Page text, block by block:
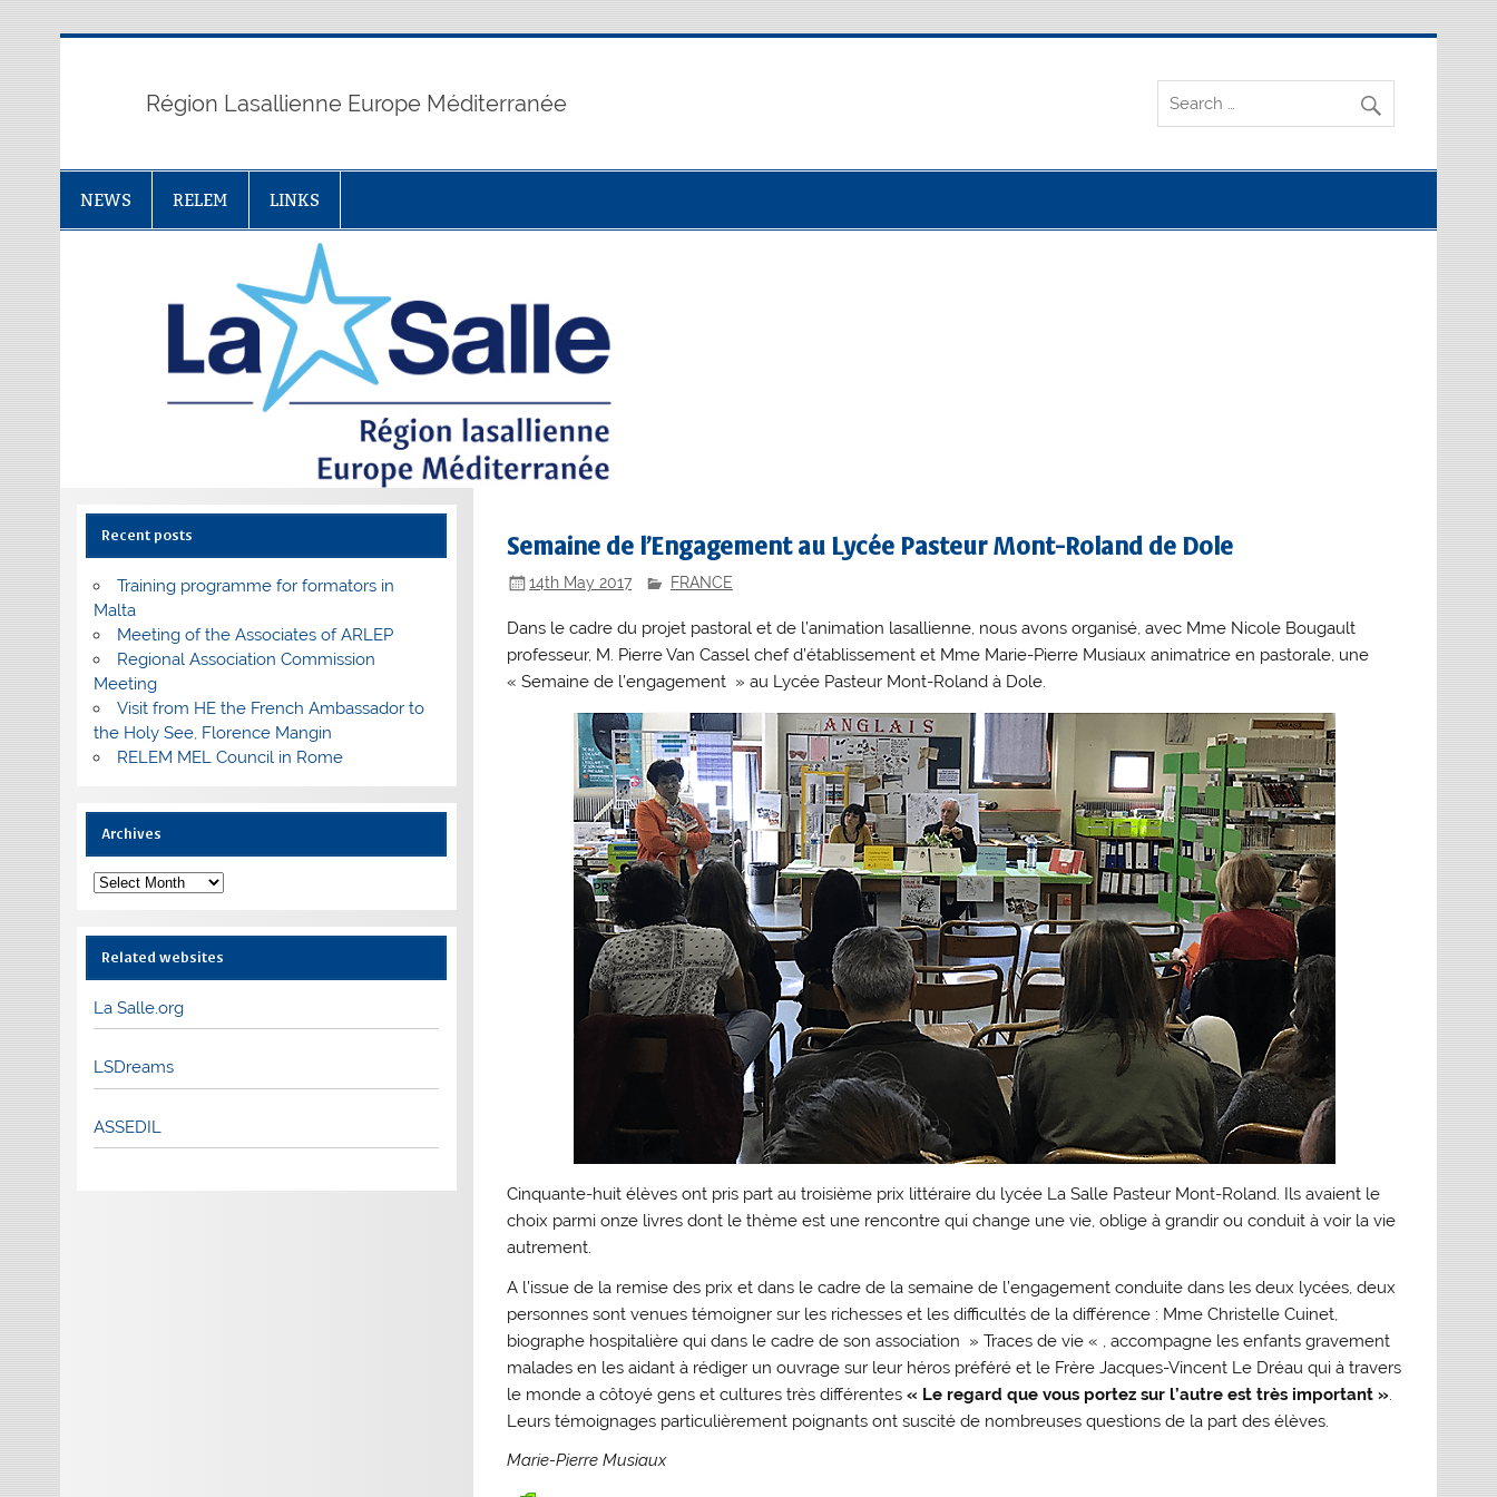
Région Lasallienne Europe Méditerranée
NEWS RELEM LINKS
Semaine de l’Engagement au Lycée Pasteur Mont-Roland de Dole
14th May 2017 FRANCE
Dans le cadre du projet pastoral et de l’animation lasallienne, nous avons organisé, avec Mme Nicole Bougault
professeur, M. PierreVan Cassel chef d’établissement et Mme Marie-Pierre Musiaux animatrice en pastorale, une
« Semaine de l’engagement » au Lycée Pasteur Mont-Roland à Dole.
Cinquante-huit élèves ont pris part au troisième prix littéraire du lycée La Salle Pasteur Mont-Ro­land. Ils avaient le
choix parmi onze livres dont le thème est une rencontre qui change une vie, oblige à grandir ou conduit à voir la vie
autrement.
A l’issue de la remise des prix et dans le cadre de la semaine de l’engagement conduite dans les deux lycées, deux
personnes sont venues témoigner sur les richesses et les difficultés de la différence : Mme Christelle Cui­net,
biographe hospitalière qui dans le cadre de son association » Traces de vie « , accompagne les enfants gravement
malades en les aidant à rédiger un ouvrage sur leur héros préféré et le Frère Jacques-Vincent Le Dréau qui à travers
le monde a côtoyé gens et cultures très différentes« Le regard que vous portez sur l’autre est très important »
Leurs témoignages particulièrement poignants ont suscité de nombreuses questions de la part des élèves.
Marie-Pierre Musiaux
Recent posts
Training programme for formators in
Malta
Meeting of the Associates of ARLEP
Regional Association Commission
Meeting
Visit from HE the French Ambassador to
the Holy See, Florence Mangin
RELEM MEL Council in Rome
Archives
Archives
Related websites
La Salle.org
LSDreams
ASSEDIL